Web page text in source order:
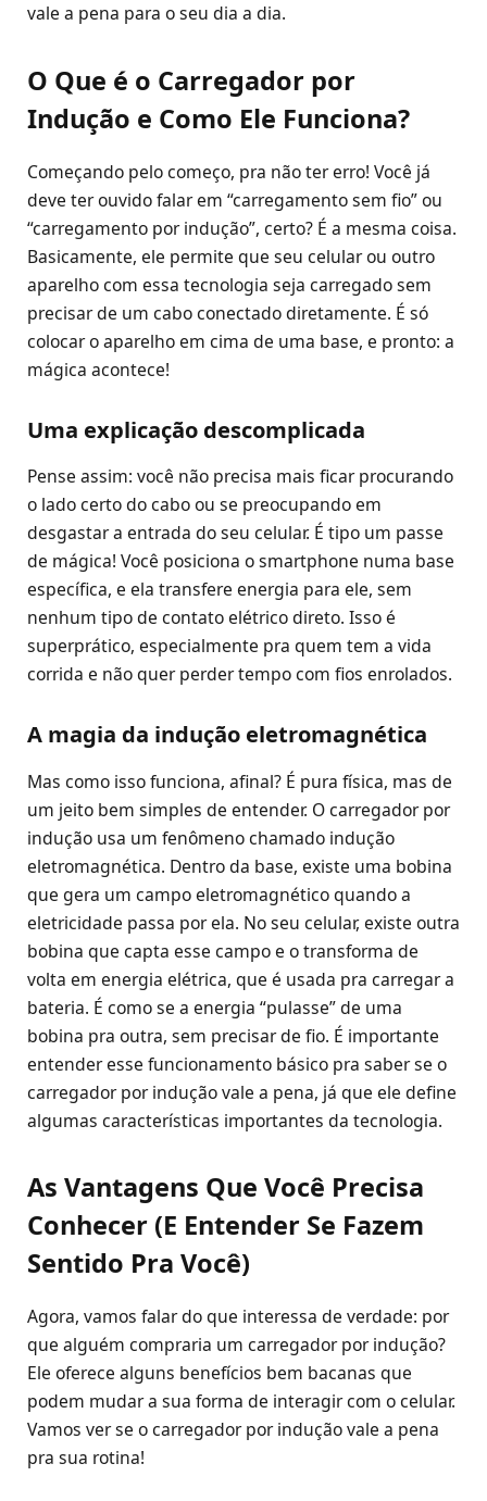
vale a pena para o seu dia a dia.
O Que é o Carregador por
Indução e Como Ele Funciona?
Começando pelo começo, pra não ter erro! Você já
deve ter ouvido falar em “carregamento sem fio” ou
“carregamento por indução”, certo? É a mesma coisa.
Basicamente, ele permite que seu celular ou outro
aparelho com essa tecnologia seja carregado sem
precisar de um cabo conectado diretamente. É só
colocar o aparelho em cima de uma base, e pronto: a
mágica acontece!
Uma explicação descomplicada
Pense assim: você não precisa mais ficar procurando
o lado certo do cabo ou se preocupando em
desgastar a entrada do seu celular. É tipo um passe
de mágica! Você posiciona o smartphone numa base
específica, e ela transfere energia para ele, sem
nenhum tipo de contato elétrico direto. Isso é
superprático, especialmente pra quem tem a vida
corrida e não quer perder tempo com fios enrolados.
A magia da indução eletromagnética
Mas como isso funciona, afinal? É pura física, mas de
um jeito bem simples de entender. O carregador por
indução usa um fenômeno chamado indução
eletromagnética. Dentro da base, existe uma bobina
que gera um campo eletromagnético quando a
eletricidade passa por ela. No seu celular, existe outra
bobina que capta esse campo e o transforma de
volta em energia elétrica, que é usada pra carregar a
bateria. É como se a energia “pulasse” de uma
bobina pra outra, sem precisar de fio. É importante
entender esse funcionamento básico pra saber se o
carregador por indução vale a pena, já que ele define
algumas características importantes da tecnologia.
As Vantagens Que Você Precisa
Conhecer (E Entender Se Fazem
Sentido Pra Você)
Agora, vamos falar do que interessa de verdade: por
que alguém compraria um carregador por indução?
Ele oferece alguns benefícios bem bacanas que
podem mudar a sua forma de interagir com o celular.
Vamos ver se o carregador por indução vale a pena
pra sua rotina!